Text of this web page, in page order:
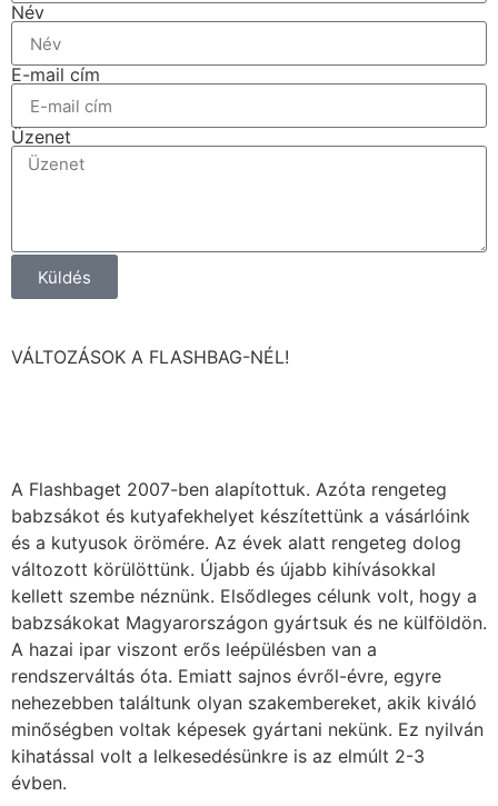
Név
E-mail cím
Üzenet
Küldés
VÁLTOZÁSOK A FLASHBAG-NÉL!
A Flashbaget 2007-ben alapítottuk. Azóta rengeteg
babzsákot és kutyafekhelyet készítettünk a vásárlóink
és a kutyusok örömére. Az évek alatt rengeteg dolog
változott körülöttünk. Újabb és újabb kihívásokkal
kellett szembe néznünk. Elsődleges célunk volt, hogy a
babzsákokat Magyarországon gyártsuk és ne külföldön.
A hazai ipar viszont erős leépülésben van a
rendszerváltás óta. Emiatt sajnos évről-évre, egyre
nehezebben találtunk olyan szakembereket, akik kiváló
minőségben voltak képesek gyártani nekünk. Ez nyilván
kihatással volt a lelkesedésünkre is az elmúlt 2-3
évben.